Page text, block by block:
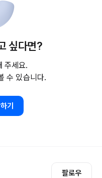
싶다면?
주세요.
수 있습니다.
기
팔로우